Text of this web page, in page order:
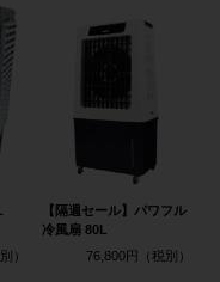
【隔週セール】パワフル
冷風扇 80L
76,800円